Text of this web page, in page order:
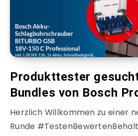
Produkttester
Bundles von Bosch
Herzlich Willkommen zu einer
Runde